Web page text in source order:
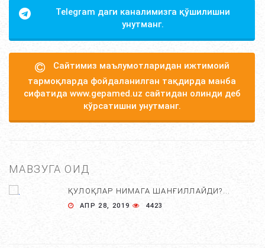
Telegram даги каналимизга қўшилишни
унутманг.
Сайтимиз маълумотларидан ижтимоий
тармоқларда фойдаланилган тақдирда манба
сифатида www.gepamed.uz сайтидан олинди деб
кўрсатишни унутманг.
МАВЗУГА ОИД
ҚУЛОҚЛАР НИМАГА ШАНҒИЛЛАЙДИ?...
АПР 28, 2019 4423